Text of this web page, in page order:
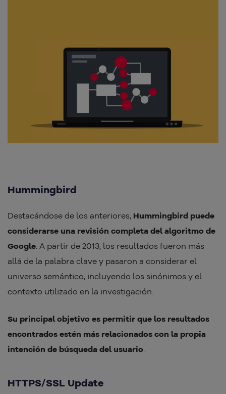
Hummingbird
Destacándose de los anteriores, Hummingbird puede
considerarse una revisión completa del algoritmo de
Google. A partir de 2013, los resultados fueron más
allá de la palabra clave y pasaron a considerar el
universo semántico, incluyendo los sinónimos y el
contexto utilizado en la investigación.
Su principal objetivo es permitir que los resultados
encontrados estén más relacionados con la propia
intención de búsqueda del usuario.
HTTPS/SSL Update